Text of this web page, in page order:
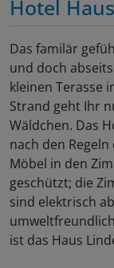
Hotel
Das familär
und doch
kleinen Terasse
Strand geht Ihr
Wäldchen. Das
nach den
Möbel in den
geschützt; die
sind elektrisch
ist das Haus